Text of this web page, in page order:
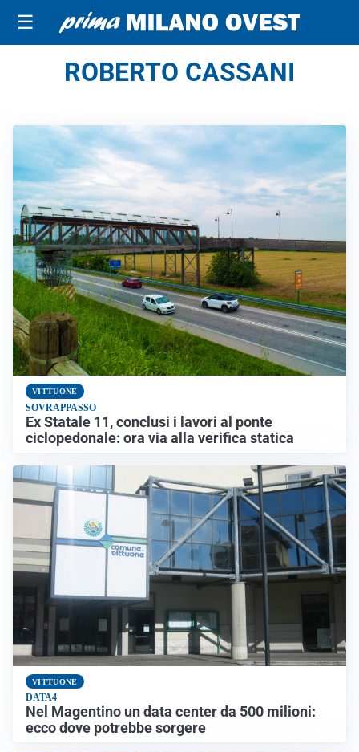
☰
ROBERTO CASSANI
VITTUONE
SOVRAPPASSO
Ex Statale 11, conclusi i lavori al ponte
ciclopedonale: ora via alla verifica statica
VITTUONE
DATA4
Nel Magentino un data center da 500 milioni:
ecco dove potrebbe sorgere